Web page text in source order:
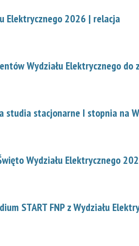
Elektrycznego 2026 | relacja
Wydziału Elektrycznego
studia stacjonarne I stopnia na
Wydziału Elektrycznego
START FNP z Wydziału